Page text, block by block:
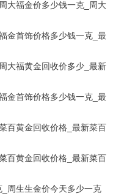
福金价多少钱一克_周大
首饰价格多少钱一克_最
福黄金回收价多少_最新
首饰价格多少钱一克_最
黄金回收价格_最新菜百
黄金回收价格_最新菜百
生生金价今天多少一克